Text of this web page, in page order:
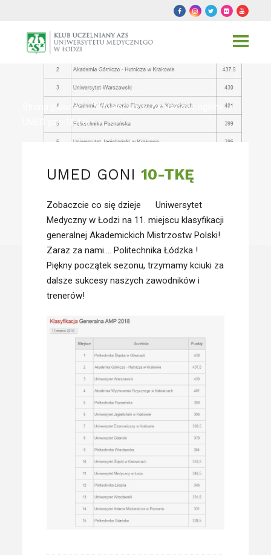
Toggle
Strona główna » Aktualności » Aktualności ogólne
»
UMED goni 10-tkę
UMED GONI10-TKĘ
Zobaczcie co się dzieje
Uniwersytet
Medyczny w Łodzi na 11. miejscu klasyfikacji
generalnej Akademickich Mistrzostw Polski!
Zaraz za nami…. Politechnika Łódzka !
Piękny początek sezonu, trzymamy kciuki za
dalsze sukcesy naszych zawodników i
trenerów!